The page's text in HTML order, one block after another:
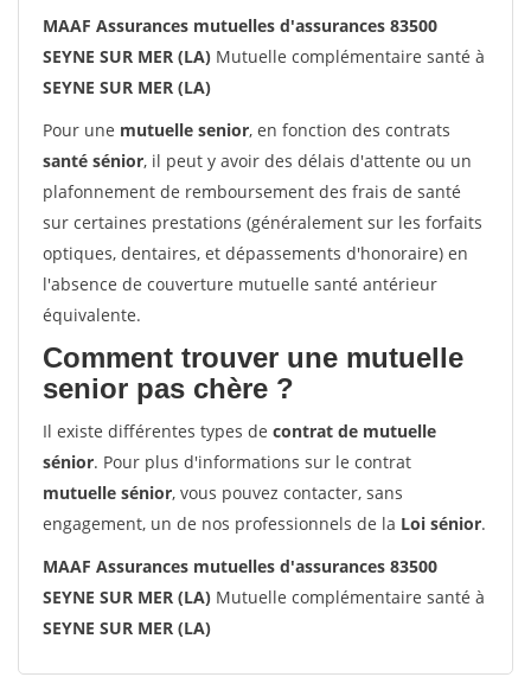
MAAF Assurances mutuelles d'assurances 83500
SEYNE SUR MER (LA) Mutuelle complémentaire santé à
SEYNE SUR MER (LA)
Pour une mutuelle senior, en fonction des contrats
santé sénior, il peut y avoir des délais d'attente ou un
plafonnement de remboursement des frais de santé
sur certaines prestations (généralement sur les forfaits
optiques, dentaires, et dépassements d'honoraire) en
l'absence de couverture mutuelle santé antérieur
équivalente.
Comment trouver une mutuelle
senior pas chère ?
Il existe différentes types de contrat de mutuelle
sénior. Pour plus d'informations sur le contrat
mutuelle sénior, vous pouvez contacter, sans
engagement, un de nos professionnels de la Loi sénior.
MAAF Assurances mutuelles d'assurances 83500
SEYNE SUR MER (LA) Mutuelle complémentaire santé à
SEYNE SUR MER (LA)